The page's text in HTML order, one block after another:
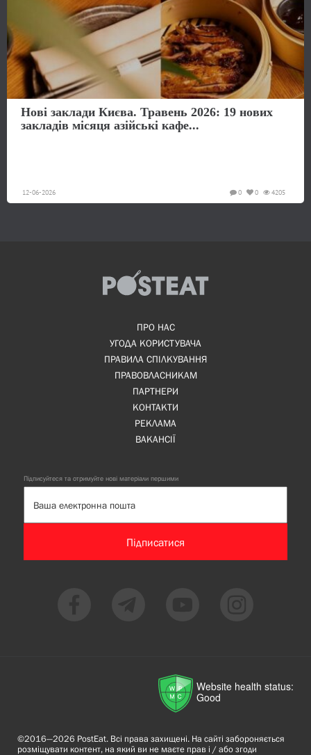
Нові заклади Києва. Травень 2026: 19 нових
закладів місяця азійські кафе...
12-06-2026 4205
0
0
ПРО НАС
УГОДА КОРИСТУВАЧА
ПРАВИЛА СПІЛКУВАННЯ
ПРАВОВЛАСНИКАМ
ПАРТНЕРИ
КОНТАКТИ
РЕКЛАМА
ВАКАНСІЇ
Підписуйтеся та отримуйте нові матеріали першими
Підписатися
Website health status:
Good
©2016—2026 PostEat. Всі права захищені. На сайті забороняється
розміщувати контент, на який ви не маєте прав і / або згоди